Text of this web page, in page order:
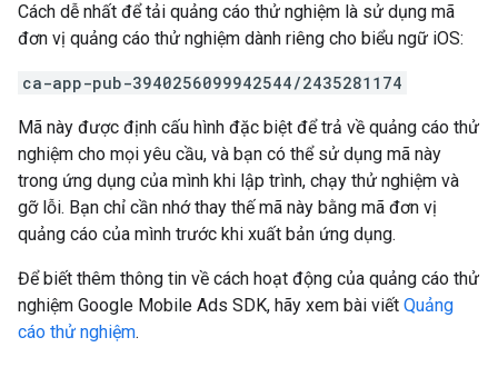
Cách dễ nhất để tải quảng cáo thử nghiệm là sử dụng mã
đơn vị quảng cáo thử nghiệm dành riêng cho biểu ngữ iOS:
ca-app-pub-3940256099942544/2435281174
Mã này được định cấu hình đặc biệt để trả về quảng cáo thử
nghiệm cho mọi yêu cầu, và bạn có thể sử dụng mã này
trong ứng dụng của mình khi lập trình, chạy thử nghiệm và
gỡ lỗi. Bạn chỉ cần nhớ thay thế mã này bằng mã đơn vị
quảng cáo của mình trước khi xuất bản ứng dụng.
Để biết thêm thông tin về cách hoạt động của quảng cáo thử
nghiệm Google Mobile Ads SDK, hãy xem bài viết Quảng
cáo thử nghiệm.